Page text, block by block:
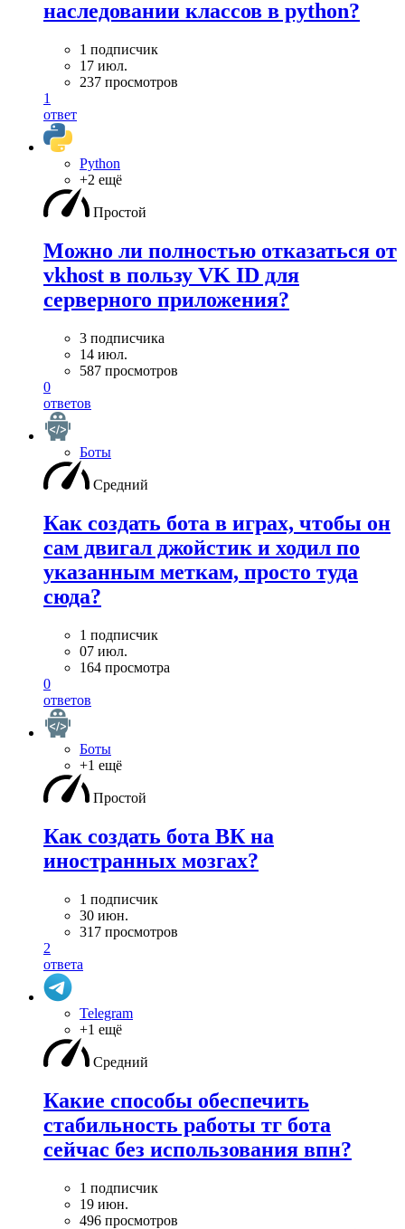
наследовании классов в python?
1 подписчик
17 июл.
237 просмотров
1
ответ
Python
+2 ещё
Простой
Можно ли полностью отказаться от
vkhost в пользу VK ID для
серверного приложения?
3 подписчика
14 июл.
587 просмотров
0
ответов
Боты
Средний
Как создать бота в играх, чтобы он
сам двигал джойстик и ходил по
указанным меткам, просто туда
сюда?
1 подписчик
07 июл.
164 просмотра
0
ответов
Боты
+1 ещё
Простой
Как создать бота ВК на
иностранных мозгах?
1 подписчик
30 июн.
317 просмотров
2
ответа
Telegram
+1 ещё
Средний
Какие способы обеспечить
стабильность работы тг бота
сейчас без использования впн?
1 подписчик
19 июн.
496 просмотров